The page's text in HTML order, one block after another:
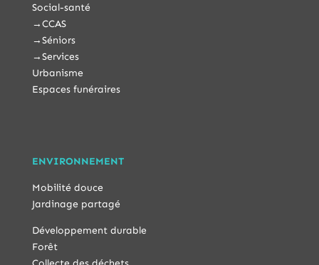
Social-santé
→CCAS
→Séniors
→Services
Urbanisme
Espaces funéraires
ENVIRONNEMENT
Mobilité douce
Jardinage partagé
Développement durable
Forêt